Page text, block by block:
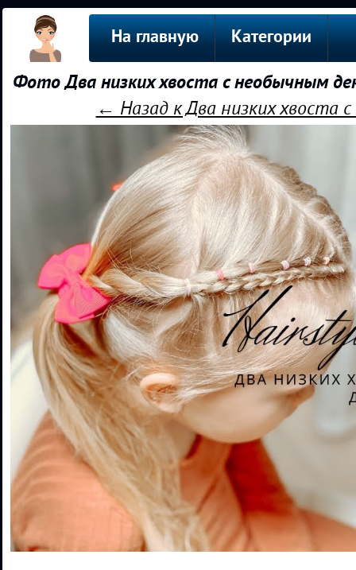
На главную Категории
Фото Два низких хвоста с необычным
← Назад к Два низких хвоста